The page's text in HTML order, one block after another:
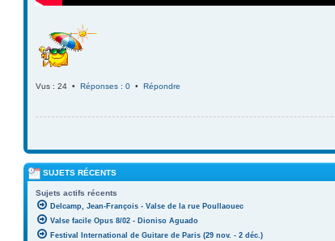
Vus : 24 • Réponses : 0 • Répondre
SUJETS RÉCENTS
Sujets actifs récents
Delcamp, Jean-François - Valse de la rue Poullaouec
Valse facile Opus 8/02 - Dioniso Aguado
Festival International de Guitare de Paris (29 nov. - 2 déc.)